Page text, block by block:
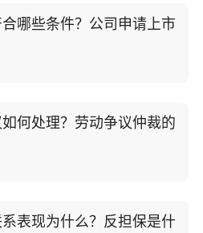
哪些条件？公司申请上市
何处理？劳动争议仲裁的
表现为什么？反担保是什